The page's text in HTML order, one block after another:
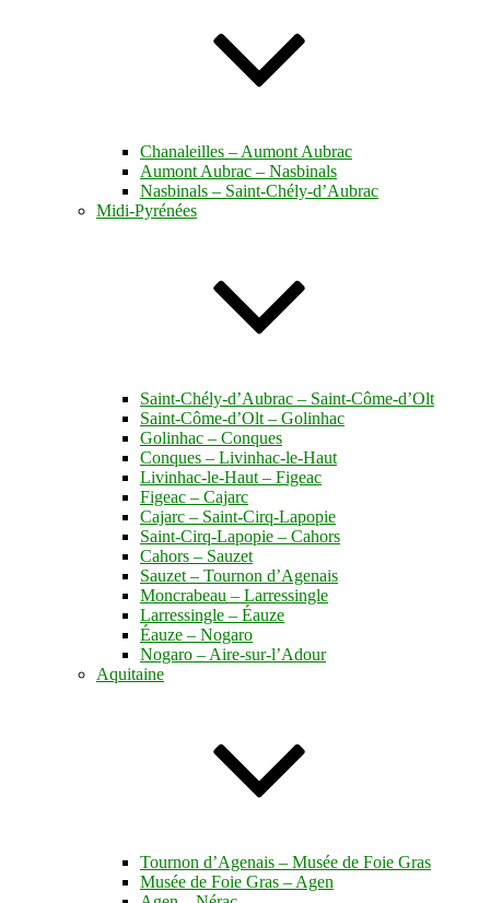
Chanaleilles – Aumont Aubrac
Aumont Aubrac – Nasbinals
Nasbinals – Saint-Chély-d’Aubrac
Midi-Pyrénées
Saint-Chély-d’Aubrac – Saint-Côme-d’Olt
Saint-Côme-d’Olt – Golinhac
Golinhac – Conques
Conques – Livinhac-le-Haut
Livinhac-le-Haut – Figeac
Figeac – Cajarc
Cajarc – Saint-Cirq-Lapopie
Saint-Cirq-Lapopie – Cahors
Cahors – Sauzet
Sauzet – Tournon d’Agenais
Moncrabeau – Larressingle
Larressingle – Éauze
Éauze – Nogaro
Nogaro – Aire-sur-l’Adour
Aquitaine
Tournon d’Agenais – Musée de Foie Gras
Musée de Foie Gras – Agen